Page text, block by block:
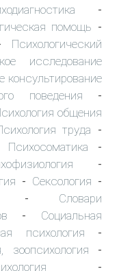
-
помощь -
Психологический
исследование
консультирование
поведения -
общения
труда -
Психосоматика -
-
- Сексология -
- Словари
- Социальная
психология -
зоопсихология -
-